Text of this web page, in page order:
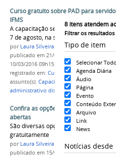
8 itens atendem
Filtrar os resultados
Tipo de item
Selecionar
Agenda Diária
Áudio
Página
Evento
Conteúdo
Arquivo
Link
News
Notícias desde
Curso gratuito sobre PAD para
IFMS
A capacitação será promovida entre
7 de agosto, na sede da reitoria
por Laura Silveira
publicado em 21/07/2015
10/03/2016 09h15
registrado em: Curso ,PAD ,Reitoria
assunto(s): Capacitação,
Procedimento
administrativo disciplinar
Confira as opções de cursos com
abertas
São diversas opções de cursos
gratuitamente
por Laura Silveira
publicado em 15/07/2015—última